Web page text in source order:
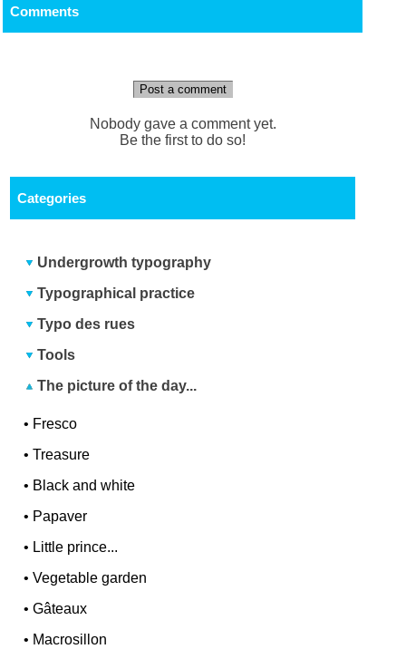
Comments
Post a comment
Nobody gave a comment yet.
Be the first to do so!
Categories
Undergrowth typography
Typographical practice
Typo des rues
Tools
The picture of the day...
• Fresco
•Treasure
• Black and white
• Papaver
• Little prince...
•Vegetable garden
•Gâteaux
• Macrosillon